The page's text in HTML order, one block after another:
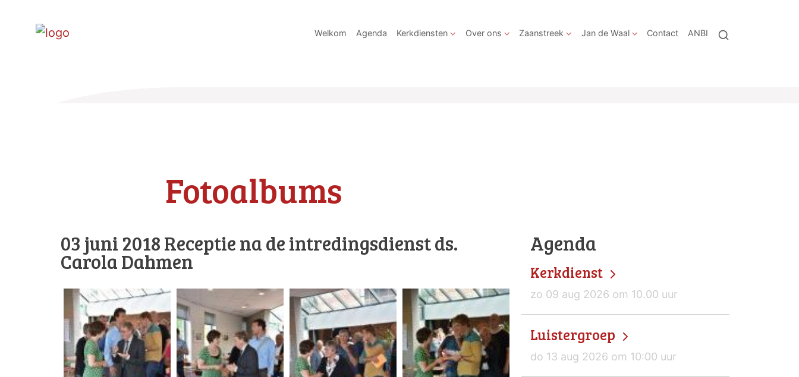
Welkom Agenda Kerkdiensten Over ons Zaanstreek Jan de Waal Contact ANBI
Fotoalbums
03 juni 2018 Receptie na de intredingsdienst ds.
Carola Dahmen
Agenda
Kerkdienst
zo 09 aug 2026 om 10.00 uur
Luistergroep
do 13 aug 2026 om 10:00 uur